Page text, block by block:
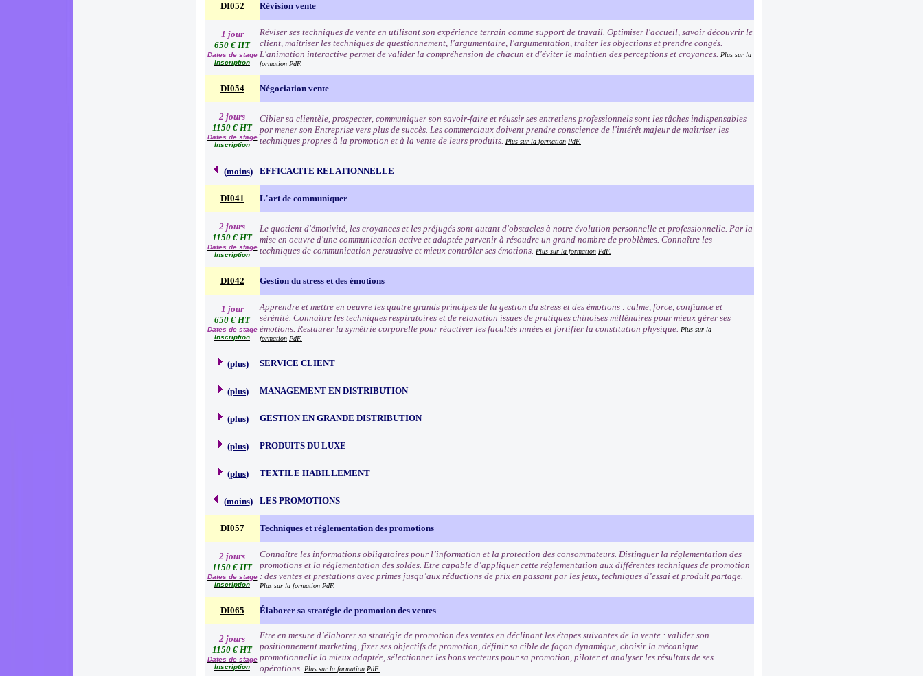
DI052 Révision vente
1 jour
650 € HT
Dates de stage
Inscription
Réviser ses techniques de vente en utilisant son expérience terrain comme support de travail. Optimiser l'accueil, savoir découvrir le
client, maîtriser les techniques de questionnement, l'argumentaire, l'argumentation, traiter les objections et prendre congés.
L'animation interactive permet de valider la compréhension de chacun et d'éviter le maintien des perceptions et croyances. Plus sur la
formation PdF.
DI054 Négociation vente
2 jours
1150 € HT
Dates de stage
Inscription
Cibler sa clientèle, prospecter, communiquer son savoir-faire et réussir ses entretiens professionnels sont les tâches indispensables
por mener son Entreprise vers plus de succès. Les commerciaux doivent prendre conscience de l'intérêt majeur de maîtriser les
techniques propres à la promotion et à la vente de leurs produits. Plus sur la formation PdF.
(moins) EFFICACITE RELATIONNELLE
DI041 L'art de communiquer
2 jours
1150 € HT
Dates de stage
Inscription
Le quotient d'émotivité, les croyances et les préjugés sont autant d'obstacles à notre évolution personnelle et professionnelle. Par la
mise en oeuvre d'une communication active et adaptée parvenir à résoudre un grand nombre de problèmes. Connaître les
techniques de communication persuasive et mieux contrôler ses émotions. Plus sur la formation PdF.
DI042 Gestion du stress et des émotions
1 jour
650 € HT
Dates de stage
Inscription
Apprendre et mettre en oeuvre les quatre grands principes de la gestion du stress et des émotions : calme, force, confiance et
sérénité. Connaître les techniques respiratoires et de relaxation issues de pratiques chinoises millénaires pour mieux gérer ses
émotions. Restaurer la symétrie corporelle pour réactiver les facultés innées et fortifier la constitution physique. Plus sur la
formation PdF.
(plus) SERVICE CLIENT
(plus) MANAGEMENT EN DISTRIBUTION
(plus) GESTION EN GRANDE DISTRIBUTION
(plus) PRODUITS DU LUXE
(plus) TEXTILE HABILLEMENT
(moins) LES PROMOTIONS
DI057 Techniques et réglementation des promotions
2 jours
1150 € HT
Dates de stage
Inscription
Connaître les informations obligatoires pour l’information et la protection des consommateurs. Distinguer la réglementation des
promotions et la réglementation des soldes. Etre capable d’appliquer cette réglementation aux différentes techniques de promotion
: des ventes et prestations avec primes jusqu’aux réductions de prix en passant par les jeux, techniques d’essai et produit partage.
Plus sur la formation PdF.
DI065 Élaborer sa stratégie de promotion des ventes
2 jours
1150 € HT
Dates de stage
Inscription
Etre en mesure d’élaborer sa stratégie de promotion des ventes en déclinant les étapes suivantes de la vente : valider son
positionnement marketing, fixer ses objectifs de promotion, définir sa cible de façon dynamique, choisir la mécanique
promotionnelle la mieux adaptée, sélectionner les bons vecteurs pour sa promotion, piloter et analyser les résultats de ses
opérations. Plus sur la formation PdF.